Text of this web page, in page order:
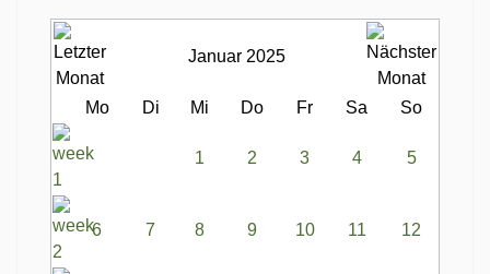
Januar 2025
Mo Di Mi Do Fr Sa So
1 2 3 4 5
6 7 8 9 10 11 12